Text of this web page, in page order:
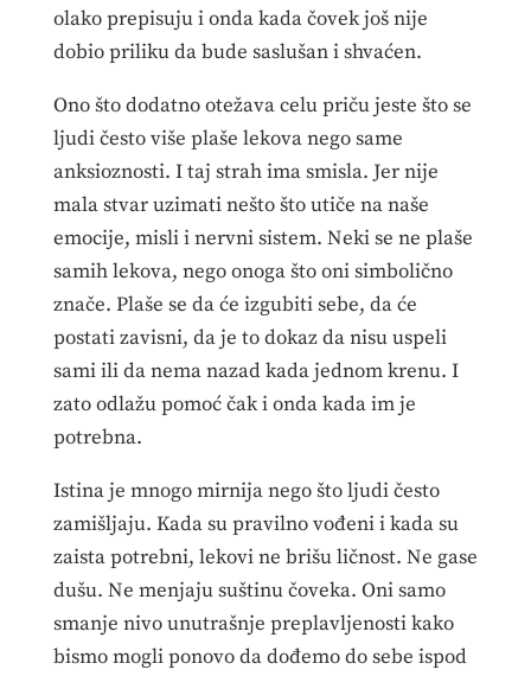
olako prepisuju i onda kada čovek još nije
dobio priliku da bude saslušan i shvaćen.
Ono što dodatno otežava celu priču jeste što se
ljudi često više plaše lekova nego same
anksioznosti. I taj strah ima smisla. Jer nije
mala stvar uzimati nešto što utiče na naše
emocije, misli i nervni sistem. Neki se ne plaše
samih lekova, nego onoga što oni simbolično
znače. Plaše se da će izgubiti sebe, da će
postati zavisni, da je to dokaz da nisu uspeli
sami ili da nema nazad kada jednom krenu. I
zato odlažu pomoć čak i onda kada im je
potrebna.
Istina je mnogo mirnija nego što ljudi često
zamišljaju. Kada su pravilno vođeni i kada su
zaista potrebni, lekovi ne brišu ličnost. Ne gase
dušu. Ne menjaju suštinu čoveka. Oni samo
smanje nivo unutrašnje preplavljenosti kako
bismo mogli ponovo da dođemo do sebe ispod